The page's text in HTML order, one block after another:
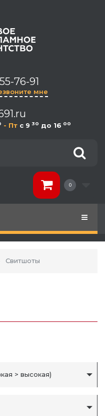
76-91
мне
- Пт c 9 30 до 16 00
0
Свитшоты
> высокая)